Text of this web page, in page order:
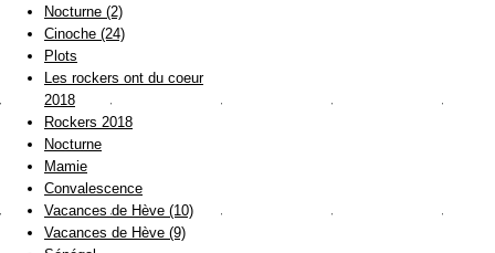
Nocturne (2)
Cinoche (24)
Plots
Les rockers ont du coeur
2018
Rockers 2018
Nocturne
Mamie
Convalescence
Vacances de Hève (10)
Vacances de Hève (9)